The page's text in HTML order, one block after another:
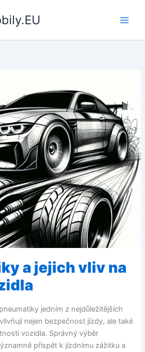
a jejich vliv na
jedním z nejdůležitějších
nejen bezpečnost jízdy, ale také
vozidla. Správný výběr
přispět k jízdnímu zážitku a